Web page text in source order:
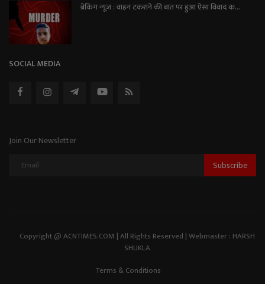
ब्रेकिंग न्यूज़ : वाहन टकराने की बात पर हुआ ऐसा विवाद क...
SOCIAL MEDIA
Join Our Newsletter
Subscribe
Copyright @ ACNTIMES.COM | All Rights Reserved | Webmaster : HARSH
SHUKLA
Terms & Conditions